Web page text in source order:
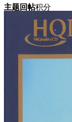
主题回帖积分
2508
2026-5-17 20:23:33 /
0